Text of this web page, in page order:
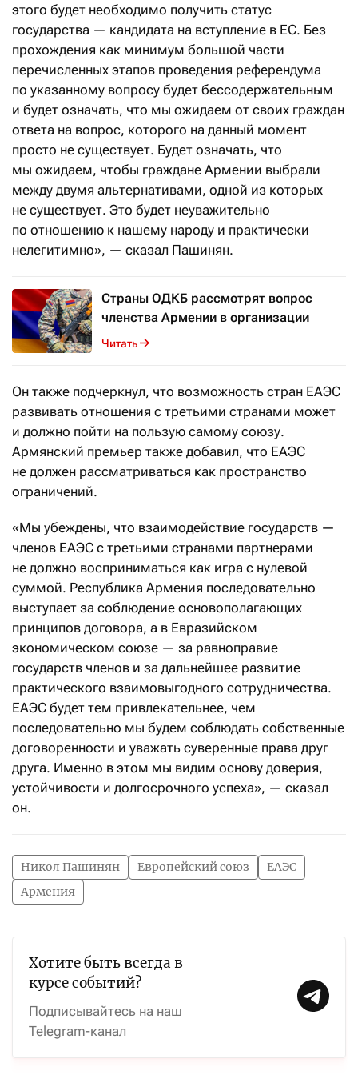
этого будет необходимо получить статус
государства — кандидата на вступление в ЕС. Без
прохождения как минимум большой части
перечисленных этапов проведения референдума
по указанному вопросу будет бессодержательным
и будет означать, что мы ожидаем от своих граждан
ответа на вопрос, которого на данный момент
просто не существует. Будет означать, что
мы ожидаем, чтобы граждане Армении выбрали
между двумя альтернативами, одной из которых
не существует. Это будет неуважительно
по отношению к нашему народу и практически
нелегитимно», — сказал Пашинян.
Страны ОДКБ рассмотрят вопрос
членства Армении в организации
Читать
Он также подчеркнул, что возможность стран ЕАЭС
развивать отношения с третьими странами может
и должно пойти на пользую самому союзу.
Армянский премьер также добавил, что ЕАЭС
не должен рассматриваться как пространство
ограничений.
«Мы убеждены, что взаимодействие государств —
членов ЕАЭС с третьими странами партнерами
не должно восприниматься как игра с нулевой
суммой. Республика Армения последовательно
выступает за соблюдение основополагающих
принципов договора, а в Евразийском
экономическом союзе — за равноправие
государств членов и за дальнейшее развитие
практического взаимовыгодного сотрудничества.
ЕАЭС будет тем привлекательнее, чем
последовательно мы будем соблюдать собственные
договоренности и уважать суверенные права друг
друга. Именно в этом мы видим основу доверия,
устойчивости и долгосрочного успеха», — сказал
он.
Никол Пашинян Европейский союз
ЕАЭС
Армения
Хотите быть всегда в
курсе событий?
Подписывайтесь на наш
Telegram-канал